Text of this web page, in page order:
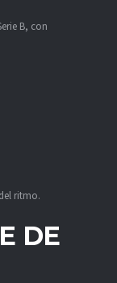
B, con
ritmo.
DEL